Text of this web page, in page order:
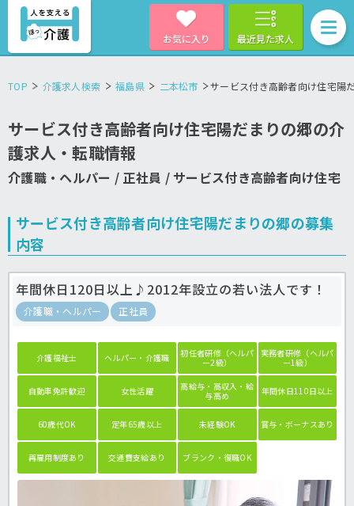
お気に入り 最近見た求人
TOP 介護求人検索 福島県 二本松市 サービス付き高齢者向け住宅陽
サービス付き高齢者向け住宅陽だまりの郷の介
護求人・転職情報
介護職・ヘルパー / 正社員 / サービス付き高齢者向け住宅
サービス付き高齢者向け住宅陽だまりの郷の募集
内容
年間休日120日以上♪2012年設立の若い法人です！
介護職・ヘルパー 正社員
介護福祉士 ヘルパー・介護職
初任者研修（ヘルパ
ー2級）
実務者研修（ヘルパ
ー1級）
自動車免許歓迎 女性活躍
高給与・高収入・給
与高め
年間休日110日以上
60歳代OK 定年65歳以上 未経験OK 賞与・ボーナスあり
再雇用制度あり 交通費支給あり ブランク・復職OK